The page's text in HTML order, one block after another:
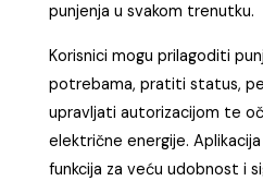
punjenja u svakom trenutku.
Korisnici mogu prilagoditi
potrebama, pratiti status,
upravljati autorizacijom te
električne energije.
funkcija za veću udobnost i